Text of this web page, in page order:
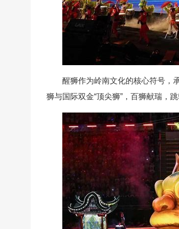
醒狮作为岭南文化的核心符号，
狮与国际双金“顶尖狮”，百狮献瑞，